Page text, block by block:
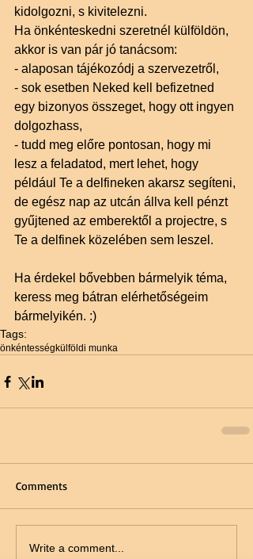
kidolgozni, s kivitelezni.
Ha önkénteskedni szeretnél külföldön,
akkor is van pár jó tanácsom:
- alaposan tájékozódj a szervezetről,
- sok esetben Neked kell befizetned
egy bizonyos összeget, hogy ott ingyen
dolgozhass,
- tudd meg előre pontosan, hogy mi
lesz a feladatod, mert lehet, hogy
például Te a delfineken akarsz segíteni,
de egész nap az utcán állva kell pénzt
gyűjtened az emberektől a projectre, s
Te a delfinek közelében sem leszel.
Ha érdekel bővebben bármelyik téma,
keress meg bátran elérhetőségeim
bármelyikén. :)
Tags:
önkéntességkülföldi munka
Comments
Write a comment...